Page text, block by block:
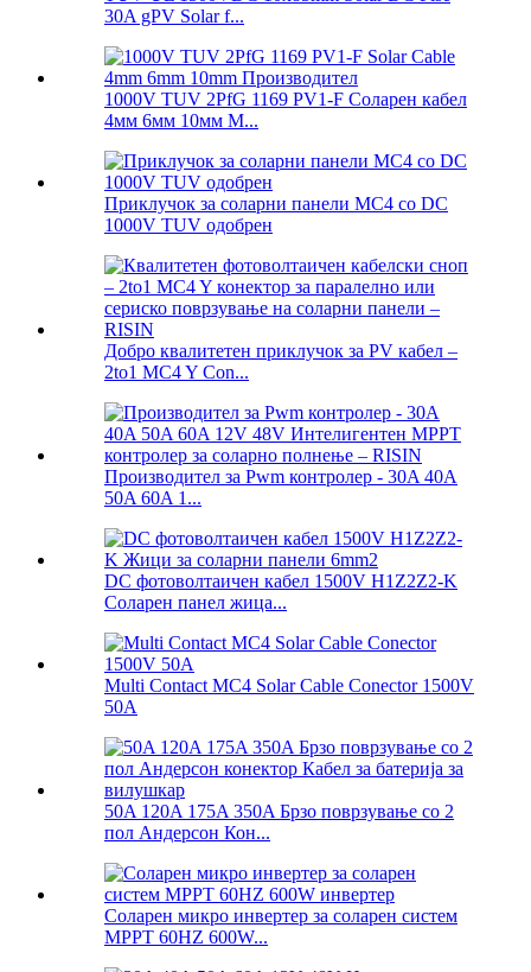
30A gPV Solar f...
1000V TUV 2PfG 1169 PV1-F Соларен кабел
4мм 6мм 10мм М...
Приклучок за соларни панели MC4 со DC
1000V TUV одобрен
Добро квалитетен приклучок за PV кабел –
2to1 MC4 Y Con...
Производител за Pwm контролер - 30A 40A
50A 60A 1...
DC фотоволтаичен кабел 1500V H1Z2Z2-K
Соларен панел жица...
Multi Contact MC4 Solar Cable Conector 1500V
50A
50A 120A 175A 350A Брзо поврзување со 2
пол Андерсон Кон...
Соларен микро инвертер за соларен систем
MPPT 60HZ 600W...